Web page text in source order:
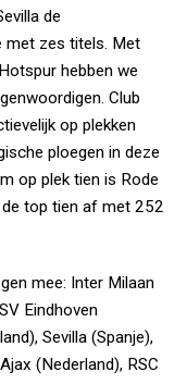
de
met zes titels. Met
hebben we
Club
op plekken
ploegen in deze
op plek tien is Rode
de top tien af met 252
mee: Inter Milaan
Eindhoven
Sevilla (Spanje),
(Nederland), RSC